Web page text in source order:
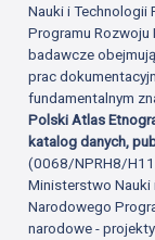
Nauki i Technologii
Programu Rozwoju
badawcze
prac
fundamentalnym
Polski Atlas
katalog danych,
(0068/NPRH8/
Ministerstwo Nauki
Narodowego
narodowe -